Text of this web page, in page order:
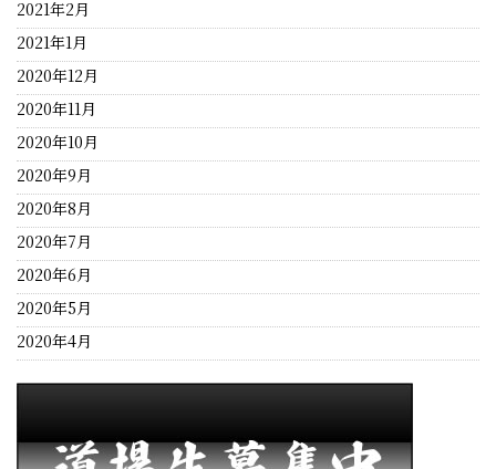
2021年2月
2021年1月
2020年12月
2020年11月
2020年10月
2020年9月
2020年8月
2020年7月
2020年6月
2020年5月
2020年4月